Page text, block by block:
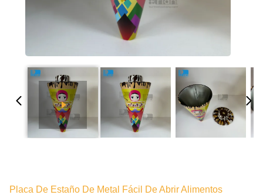
Placa De Estaño De Metal Fácil De Abrir Alimentos